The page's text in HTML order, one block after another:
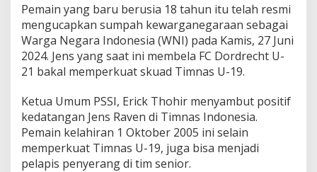
Pemain yang baru berusia 18 tahun itu telah resmi
mengucapkan sumpah kewarganegaraan sebagai
Warga Negara Indonesia (WNI) pada Kamis, 27 Juni
2024. Jens yang saat ini membela FC Dordrecht U-
21 bakal memperkuat skuad Timnas U-19.
Ketua Umum PSSI, Erick Thohir menyambut positif
kedatangan Jens Raven di Timnas Indonesia.
Pemain kelahiran 1 Oktober 2005 ini selain
memperkuat Timnas U-19, juga bisa menjadi
pelapis penyerang di tim senior.